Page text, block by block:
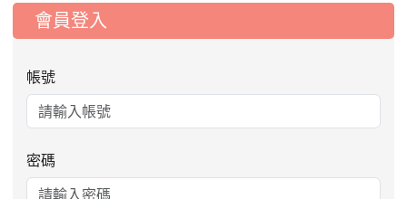
::: 會員登入
帳號
密碼